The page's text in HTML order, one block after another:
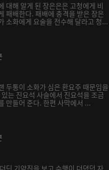
대해 알게 된 장은은은 고청에게 비
패배한다. 패배에 충격을 받은 장은
소화에게 요술을 전수해 달라고 청...
두통이 소화가 심은 환요주 때문임을
는 진요석 사슬에서 진요석을 조금
만들어 준다. 한편 사막에서 ...
딘 기약진을 보고 수행이 더뎠던 자